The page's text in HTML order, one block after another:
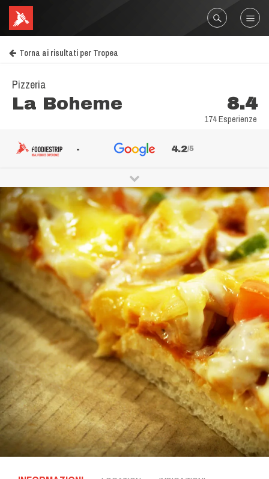
Torna ai risultati per Tropea
Pizzeria
La Boheme 8.4
174 Esperienze
- 4.2/5